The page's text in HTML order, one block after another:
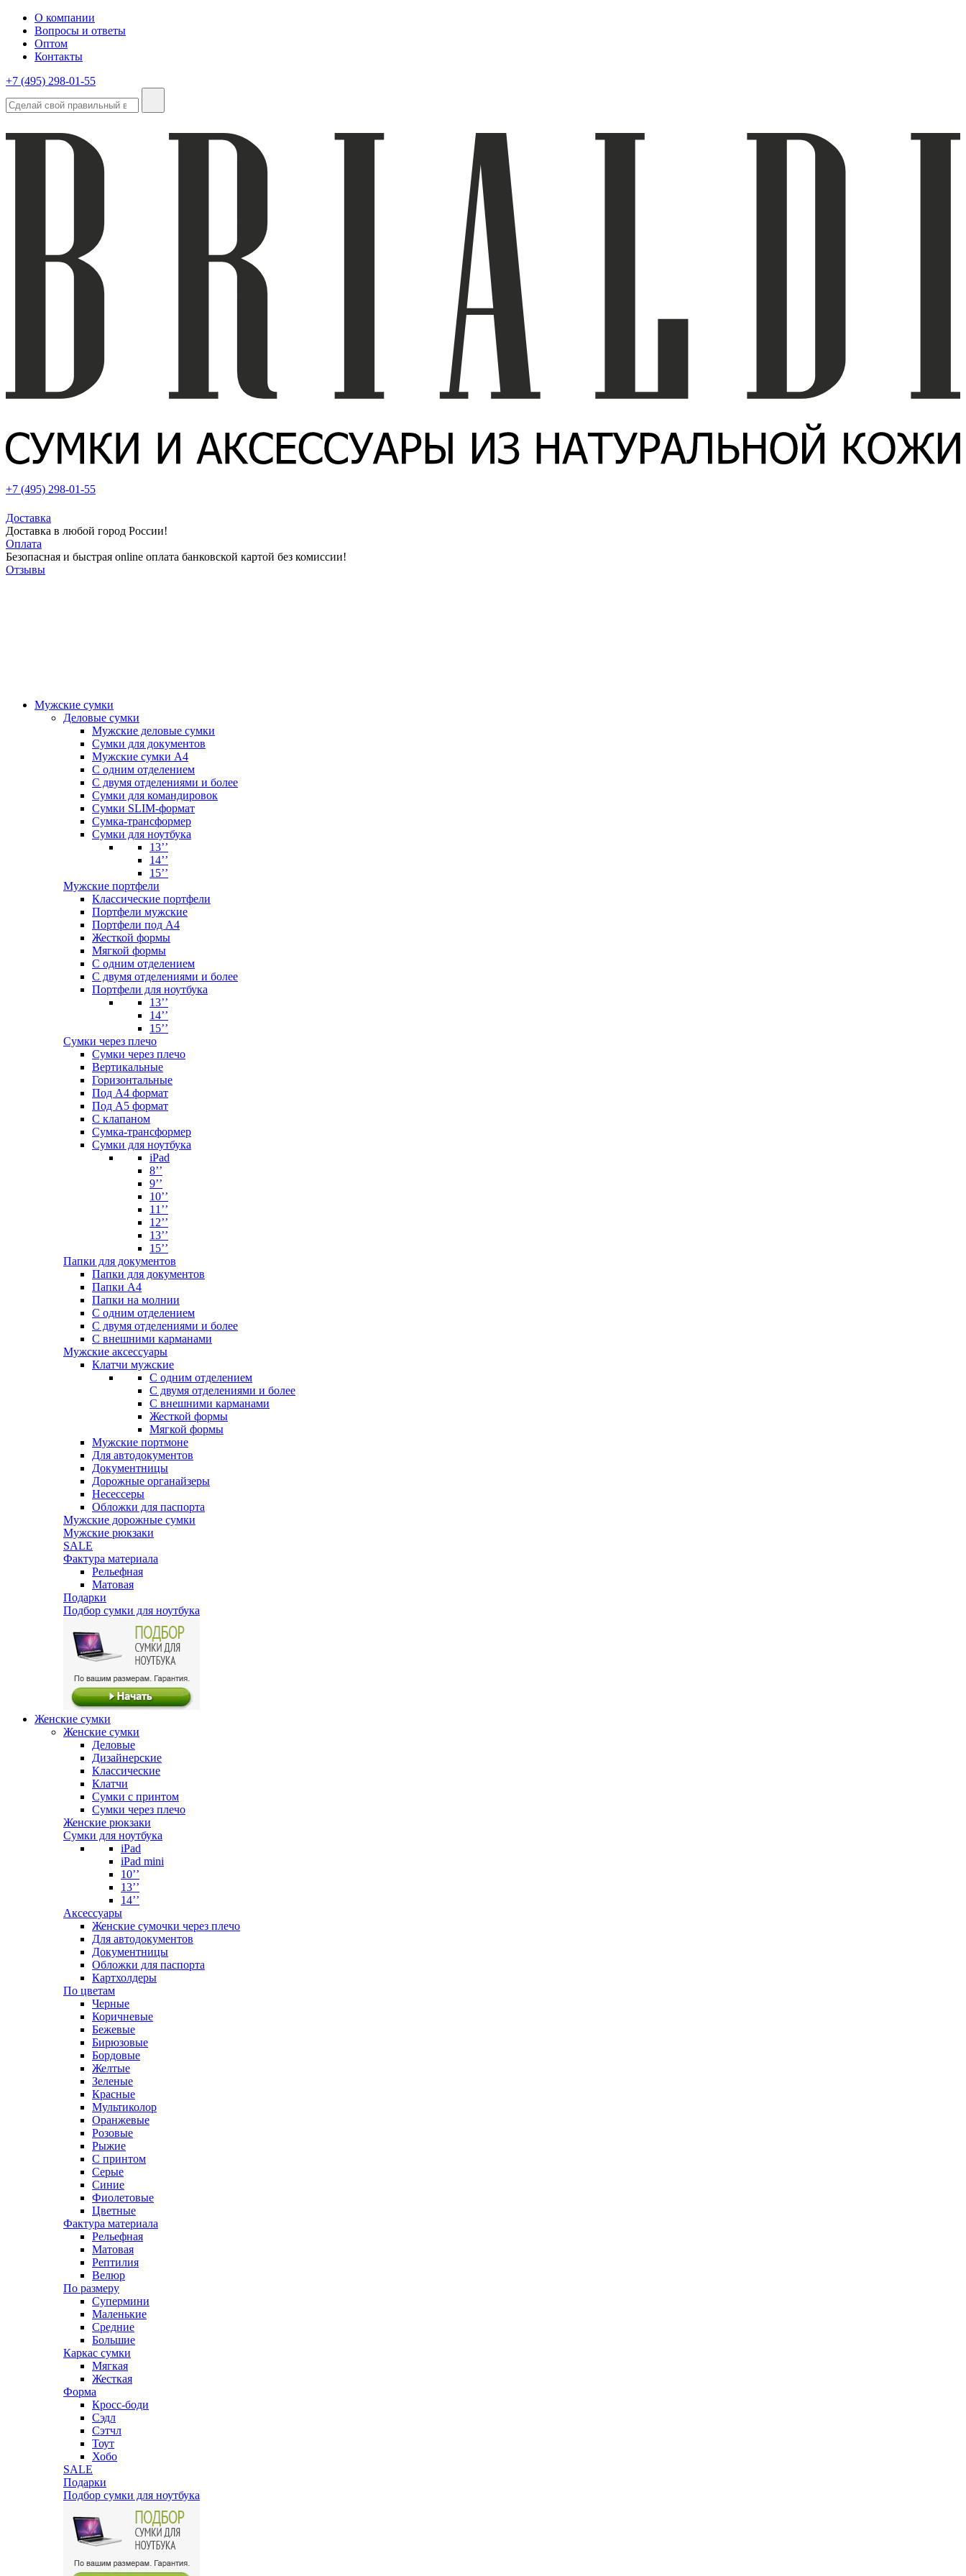
О компании
Вопросы и ответы
Оптом
Контакты
+7 (495) 298-01-55
+7 (495) 298-01-55
Доставка
Доставка в любой город России!
Оплата
Безопасная и быстрая online оплата банковской картой без комиссии!
Отзывы
Мужские сумки
Деловые сумки
Мужские деловые сумки
Сумки для документов
Мужские сумки А4
С одним отделением
С двумя отделениями и более
Сумки для командировок
Сумки SLIM-формат
Сумка-трансформер
Сумки для ноутбука
13’’
14’’
15’’
Мужские портфели
Классические портфели
Портфели мужские
Портфели под А4
Жесткой формы
Мягкой формы
С одним отделением
С двумя отделениями и более
Портфели для ноутбука
13’’
14’’
15’’
Сумки через плечо
Сумки через плечо
Вертикальные
Горизонтальные
Под А4 формат
Под А5 формат
С клапаном
Сумка-трансформер
Сумки для ноутбука
iPad
8’’
9’’
10’’
11’’
12’’
13’’
15’’
Папки для документов
Папки для документов
Папки А4
Папки на молнии
С одним отделением
С двумя отделениями и более
С внешними карманами
Мужские аксессуары
Клатчи мужские
С одним отделением
С двумя отделениями и более
С внешними карманами
Жесткой формы
Мягкой формы
Мужские портмоне
Для автодокументов
Документницы
Дорожные органайзеры
Несессеры
Обложки для паспорта
Мужские дорожные сумки
Мужские рюкзаки
SALE
Фактура материала
Рельефная
Матовая
Подарки
Подбор сумки для ноутбука
Женские сумки
Женские сумки
Деловые
Дизайнерские
Классические
Клатчи
Сумки с принтом
Сумки через плечо
Женские рюкзаки
Сумки для ноутбука
iPad
iPad mini
10’’
13’’
14’’
Аксессуары
Женские сумочки через плечо
Для автодокументов
Документницы
Обложки для паспорта
Картхолдеры
По цветам
Черные
Коричневые
Бежевые
Бирюзовые
Бордовые
Желтые
Зеленые
Красные
Мультиколор
Оранжевые
Розовые
Рыжие
С принтом
Серые
Синие
Фиолетовые
Цветные
Фактура материала
Рельефная
Матовая
Рептилия
Велюр
По размеру
Супермини
Маленькие
Средние
Большие
Каркас сумки
Мягкая
Жесткая
Форма
Кросс-боди
Сэдл
Сэтчл
Тоут
Хобо
SALE
Подарки
Подбор сумки для ноутбука